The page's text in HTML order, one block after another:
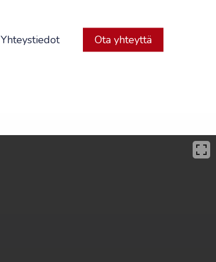
Yhteystiedot Ota yhteyttä